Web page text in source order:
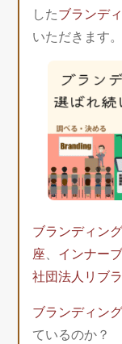
したブランデ
いただきます。
ブランディン
座、 インナー
社団法人リブ
ブランディン
ているのか？